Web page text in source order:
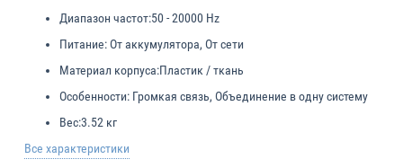
Диапазон частот:50 - 20000 Hz
Питание:От аккумулятора, От сети
Материал корпуса:Пластик / ткань
Особенности: Громкая связь, Объединение в одну систему
Вес:3.52 кг
Все характеристики